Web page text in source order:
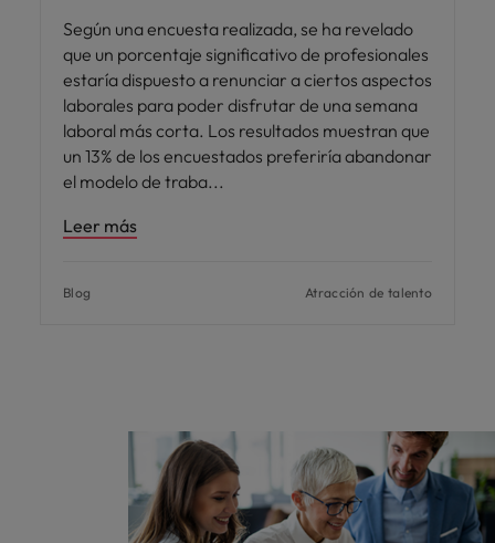
Según una encuesta realizada, se ha revelado
que un porcentaje significativo de profesionales
estaría dispuesto a renunciar a ciertos aspectos
laborales para poder disfrutar de una semana
laboral más corta. Los resultados muestran que
un 13% de los encuestados preferiría abandonar
el modelo de traba
Leer más
Blog Atracción de talento